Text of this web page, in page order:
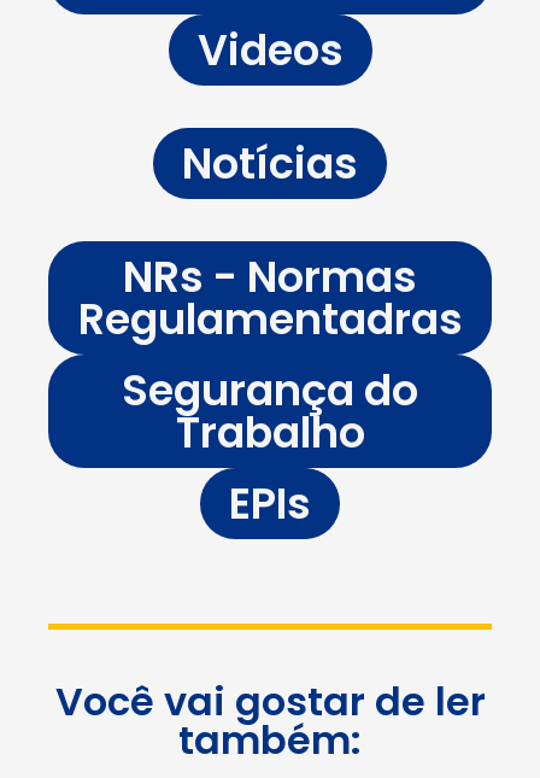
Videos
Notícias
NRs - Normas
Regulamentadras
Segurança do
Trabalho
EPIs
Você vai gostar de ler
também: